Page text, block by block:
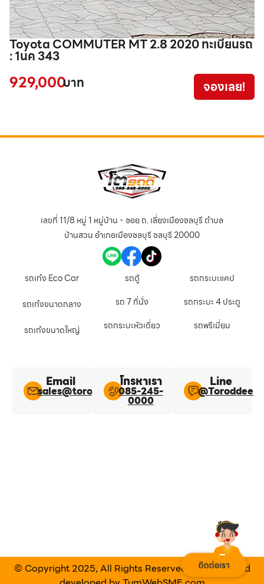
Toyota COMMUTER MT 2.8 2020 ทะเบียนรถ
: 1นค 343
929,000บาท จองเลย!
เลขที่ 11/8 หมู่ 1 หมู่บ้าน - ซอย ถ. เลี่ยงเมืองชลบุรี ตำบล
บ้านสวน อำเภอเมืองชลบุรี ชลบุรี 20000
รถเก๋ง Eco Car
รถเก๋งขนาดกลาง
รถเก๋งขนาดใหญ่
รถตู้
รถ 7 ที่นั่ง
รถกระบะหัวเดี่ยว
รถกระบะแคป
รถกระบะ 4 ประตู
รถพรีเมี่ยม
Email
sales@toroddee.com
โทรหาเรา
085-245-
0000
Line​
@Toroddee​
© Copyright 2025, All Rights Reserved Designed and